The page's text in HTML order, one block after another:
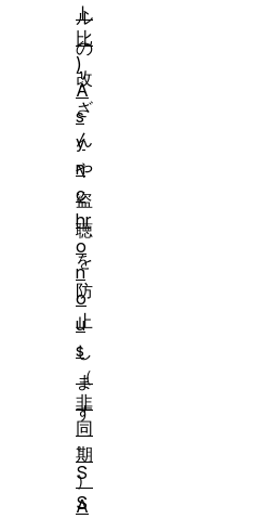
ル
の
改
ざ
ん
や
盗
聴
を
防
止
し
ま
す
。
S
S
ト
比
)
A
s
y
n
c
hr
o
n
o
u
s
（
非
同
期
）
A